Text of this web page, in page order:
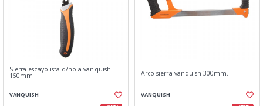
Sierra escayolista d/hoja vanquish
150mm
VANQUISH
Arco sierra vanquish 300mm.
VANQUISH